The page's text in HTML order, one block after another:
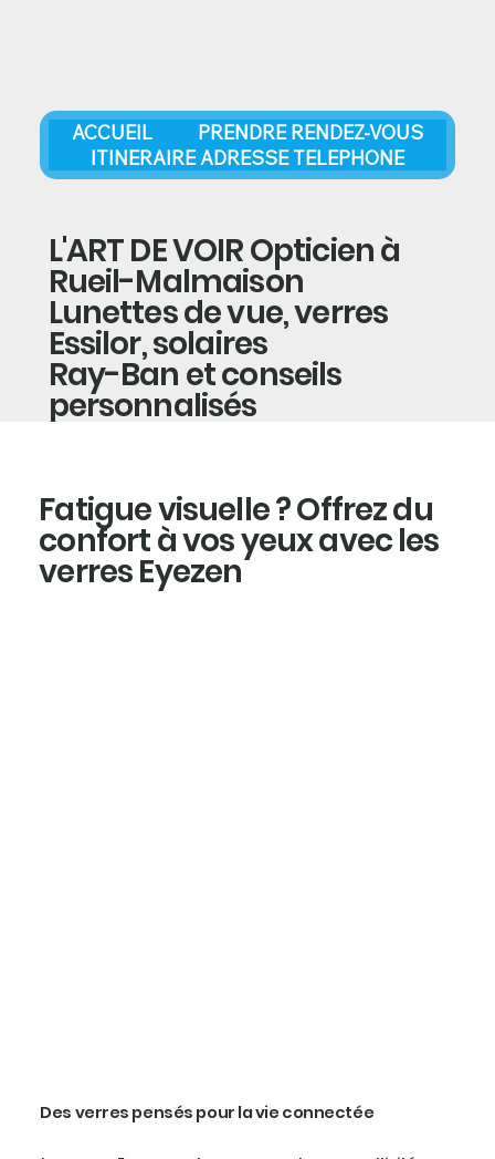
L'ART DE VOIR Opticien à
Rueil-Malmaison
Lunettes de vue, verres
Essilor, solaires
Ray-Ban et conseils
personnalisés
ACCUEIL
PRENDRE RENDEZ-VOUS
ITINERAIRE ADRESSE TELEPHONE
Fatigue visuelle ? Offrez du
confort à vos yeux avec les
verres Eyezen
Des verres pensés pour la vie connectée